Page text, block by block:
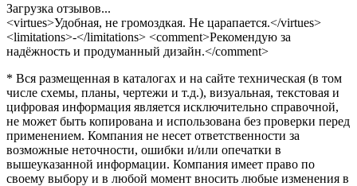
Загрузка отзывов...
<virtues>Удобная, не громоздкая. Не царапается.</virtues>
<limitations>-</limitations> <comment>Рекомендую за
надёжность и продуманный дизайн.</comment>
* Вся размещенная в каталогах и на сайте техническая (в том
числе схемы, планы, чертежи и т.д.), визуальная, текстовая и
цифровая информация является исключительно справочной,
не может быть копирована и использована без проверки перед
применением. Компания не несет ответственности за
возможные неточности, ошибки и/или опечатки в
вышеуказанной информации. Компания имеет право по
своему выбору и в любой момент вносить любые изменения в